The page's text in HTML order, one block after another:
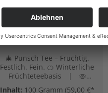
Punsch Tee
(Früchtetee - Winter.
Duft. Lieblingsbecher.)
🎄 Punsch Tee – Fruchtig.
Festlich. Fein. 🍊 Winterliche
Früchteteebasis | 🥧
Vanillig & mandelig | 🎁
Inhalt: 100 Gramm (59,00 €*